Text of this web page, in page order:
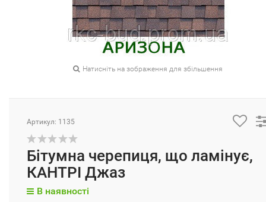
Натисніть на зображення для збільшення
Артикул: 1135
Бітумна черепиця, що ламінує,
КАНТРІ Джаз
В наявності